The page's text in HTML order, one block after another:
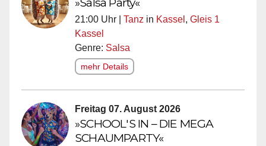
21:00 Uhr | Tanz in Kassel , Gleis 1
Kassel
Genre: Salsa
mehr Details
Freitag 07. August 2026
»SCHOOL'S IN – DIE MEGA
SCHAUMPARTY«